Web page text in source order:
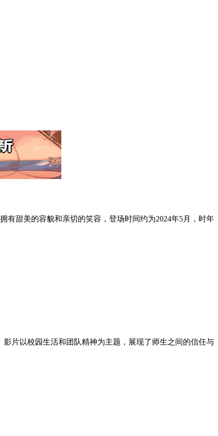
甜美的容貌和亲切的笑容，登场时间约为2024年5月，时年
片以校园生活和团队精神为主题，展现了师生之间的信任与